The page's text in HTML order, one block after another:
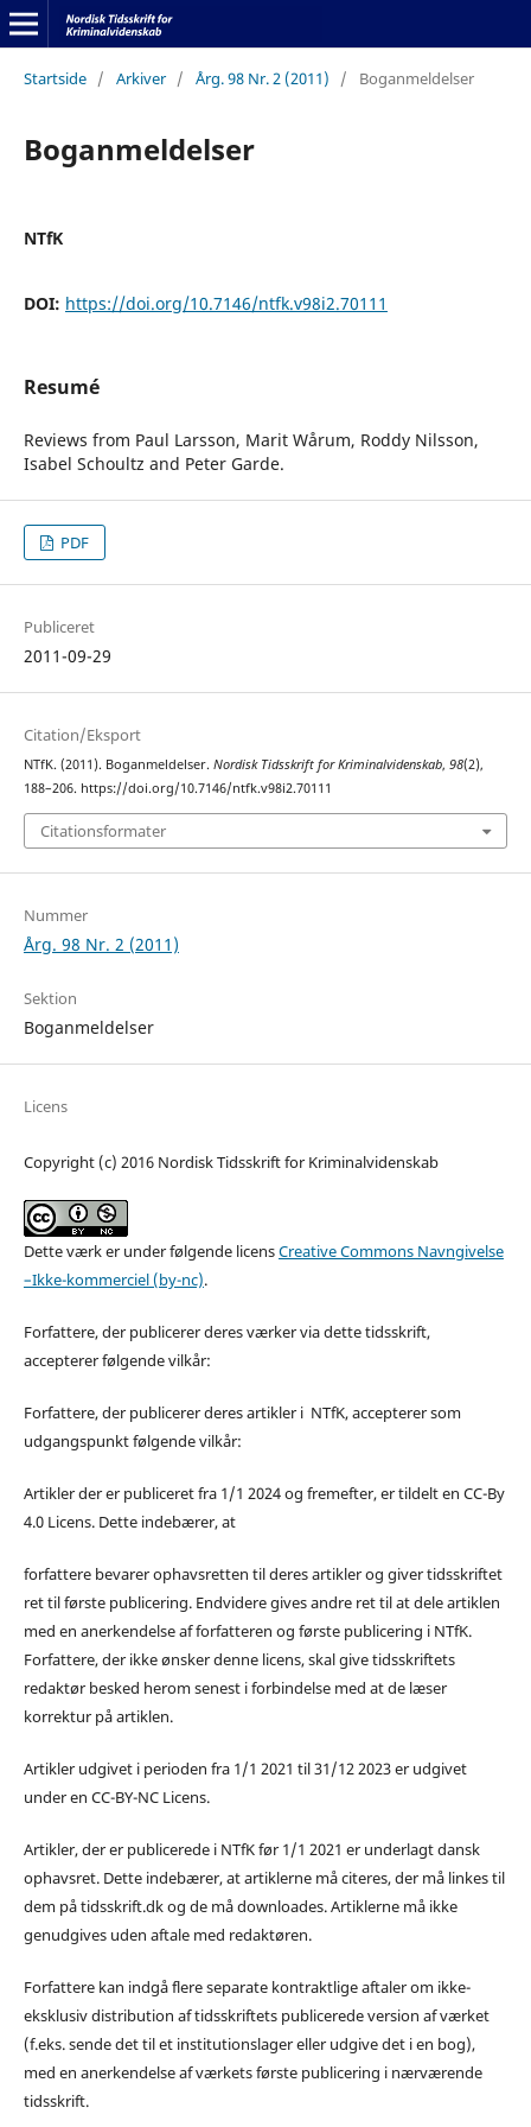
Startside / Arkiver / Årg. 98 Nr. 2 (2011) / Boganmeldelser
Boganmeldelser
NTfK
DOI: https://doi.org/10.7146/ntfk.v98i2.70111
Resumé
Reviews from Paul Larsson, Marit Wårum, Roddy Nilsson,
Isabel Schoultz and Peter Garde.
PDF
Publiceret
2011-09-29
Citation/Eksport
NTfK. (2011). Boganmeldelser. Nordisk Tidsskrift for Kriminalvidenskab, 98(2),
188–206. https://doi.org/10.7146/ntfk.v98i2.70111
Citationsformater
Nummer
Årg. 98 Nr. 2 (2011)
Sektion
Boganmeldelser
Licens
Copyright (c) 2016 Nordisk Tidsskrift for Kriminalvidenskab
Dette værk er under følgende licensCreative Commons Navngivelse
–Ikke-kommerciel (by-nc).
Forfattere, der publicerer deres værker via dette tidsskrift,
accepterer følgende vilkår:
Forfattere, der publicerer deres artikler i NTfK, accepterer som
udgangspunkt følgende vilkår:
Artikler der er publiceret fra 1/1 2024 og fremefter, er tildelt en CC-By
4.0 Licens. Dette indebærer, at
forfattere bevarer ophavsretten til deres artikler og giver tidsskriftet
ret til første publicering. Endvidere gives andre ret til at dele artiklen
med en anerkendelse af forfatteren og første publicering i NTfK.
Forfattere, der ikke ønsker denne licens, skal give tidsskriftets
redaktør besked herom senest i forbindelse med at de læser
korrektur på artiklen.
Artikler udgivet i perioden fra 1/1 2021 til 31/12 2023 er udgivet
under en CC-BY-NC Licens.
Artikler, der er publicerede i NTfK før 1/1 2021 er underlagt dansk
ophavsret. Dette indebærer, at artiklerne må citeres, der må linkes til
dem på tidsskrift.dk og de må downloades. Artiklerne må ikke
genudgives uden aftale med redaktøren.
Forfattere kan indgå flere separate kontraktlige aftaler om ikke-
eksklusiv distribution af tidsskriftets publicerede version af værket
(f.eks. sende det til et institutionslager eller udgive det i en bog),
med en anerkendelse af værkets første publicering i nærværende
tidsskrift.